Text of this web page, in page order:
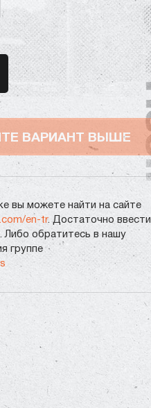
ВАРИАНТ ВЫШЕ
вы можете найти на сайте
en-tr. Достаточно ввести
Либо обратитесь в нашу
группе